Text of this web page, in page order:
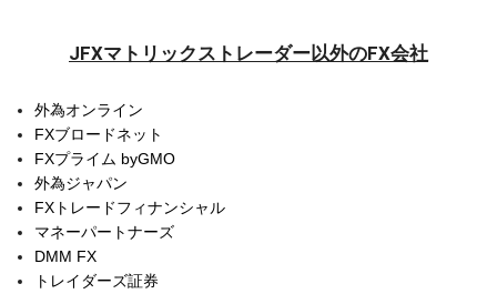
JFXマトリックストレーダー以外のFX会社
外為オンライン
FXブロードネット
FXプライム byGMO
外為ジャパン
FXトレードフィナンシャル
マネーパートナーズ
DMM FX
トレイダーズ証券